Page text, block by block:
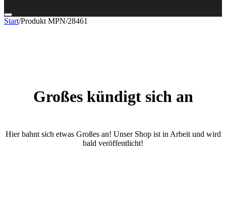
Start/Produkt MPN/28461
Großes kündigt sich an
Hier bahnt sich etwas Großes an! Unser Shop ist in Arbeit und wird
bald veröffentlicht!